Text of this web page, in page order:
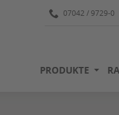
07042 / 9729-0
PRODUKTE